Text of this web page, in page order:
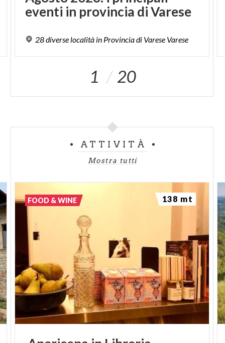
eventi in provincia diVarese
28diverselocalità in Provinciadi Varese Varese
1 20
ATTIVITÀ
Mostra tutti
FOOD & WINE 138 mt